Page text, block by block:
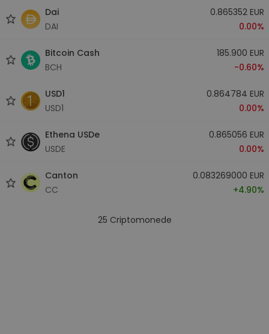
Dai
DAI
0.865352 EUR
0.00%
Bitcoin Cash
BCH
185.900 EUR
-0.60%
USD1
USD1
0.864784 EUR
0.00%
Ethena USDe
USDE
0.865056 EUR
0.00%
Canton
CC
0.083269000 EUR
+4.90%
25 Criptomonede